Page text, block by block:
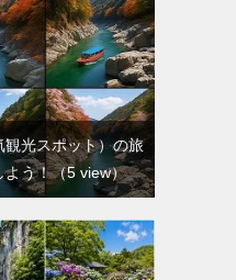
光スポット）の旅
よう！（5 view）